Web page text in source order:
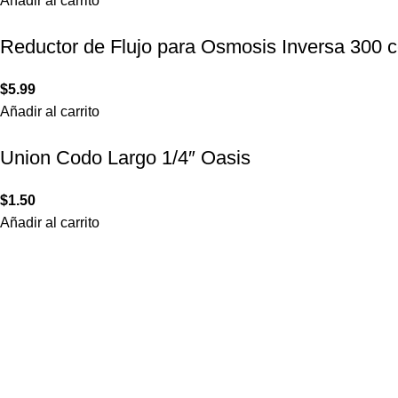
Reductor de Flujo para Osmosis Inversa 300
$5.99
Añadir al carrito
Union Codo Largo 1/4″ Oasis
$1.50
Añadir al carrito